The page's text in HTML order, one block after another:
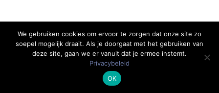
We gebruiken cookies om ervoor te zorgen dat onze site zo
soepel mogelijk draait. Als je doorgaat met het gebruiken van
deze site, gaan we er vanuit dat je ermee instemt.
Privacybeleid
OK